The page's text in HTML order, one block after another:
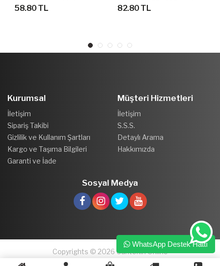
FUTBOL TOPU 1 NUMARA
58.80 TL
FUTBOL ANTRENMAN
82.80 TL
Kurumsal
İletişim
Sipariş Takibi
Gizlilik ve Kullanım Şartları
Kargo ve Taşıma Bilgileri
Garanti ve İade
Müşteri Hizmetleri
İletişim
S.S.S.
Detaylı Arama
Hakkımızda
Sosyal Medya
Copyrights © 2026 Cantekin Online
WhatsApp Destek Hattı